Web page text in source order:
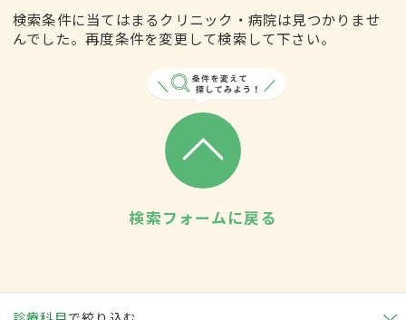
検索条件に当てはまるクリニック・病院は見つかりませ
んでした。再度条件を変更して検索して下さい。
検索フォームに戻る